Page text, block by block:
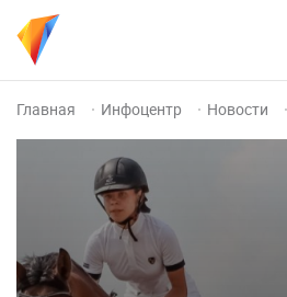
Главная Инфоцентр Новости